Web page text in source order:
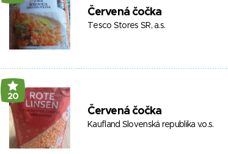
Červená čočka
Tesco Stores SR, a.s.
20
Červená čočka
Kaufland Slovenská republika v.o.s.